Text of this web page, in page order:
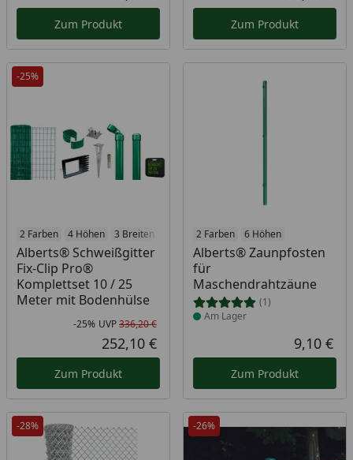
Zum Produkt Zum Produkt
-25%
2 Farben 4 Höhen 3 Breiten
Alberts® Schweißgitter
Fix-Clip Pro®
Komplettset 10 / 25
Meter mit Bodenhülse
Rabatt in Prozent
-25%
Ursprünglicher Preis
UVP336,20 €
Aktueller Preis
252,10 €
Zum Produkt
2 Farben 6 Höhen
Alberts® Zaunpfosten
für
Maschendrahtzäune
(1)
Produkt am Lager
Am Lager
9,10 €
Zum Produkt
-28% -26%